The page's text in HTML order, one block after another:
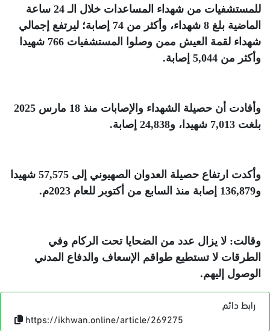
للمستشفيات من شهداء المساعدات خلال الـ 24 ساعة
الماضية بلغ 8 شهداء، وأكثر من 74 إصابة؛ ليرتفع إجمالي
شهداء لقمة العيش ممن وصلوا المستشفيات 766 شهيدا
وأكثر من 5,044 إصابة
.
وأفادت أن حصيلة الشهداء والإصابات منذ 18 مارس 2025
بلغت 7,013 شهيدا، و24,838 إصابة
.
وأكدت ارتفاع حصيلة العدوان الصهيوني إلى 57,575 شهيدا
و136,879 إصابة منذ السابع من أكتوبر للعام 2023م
.
وقالت: لا يزال عدد من الضحايا تحت الركام وفي
الطرقات لا تستطيع طواقم الإسعاف والدفاع المدني
الوصول إليهم.
رابط دائم
https://ikhwan.online/article/269275